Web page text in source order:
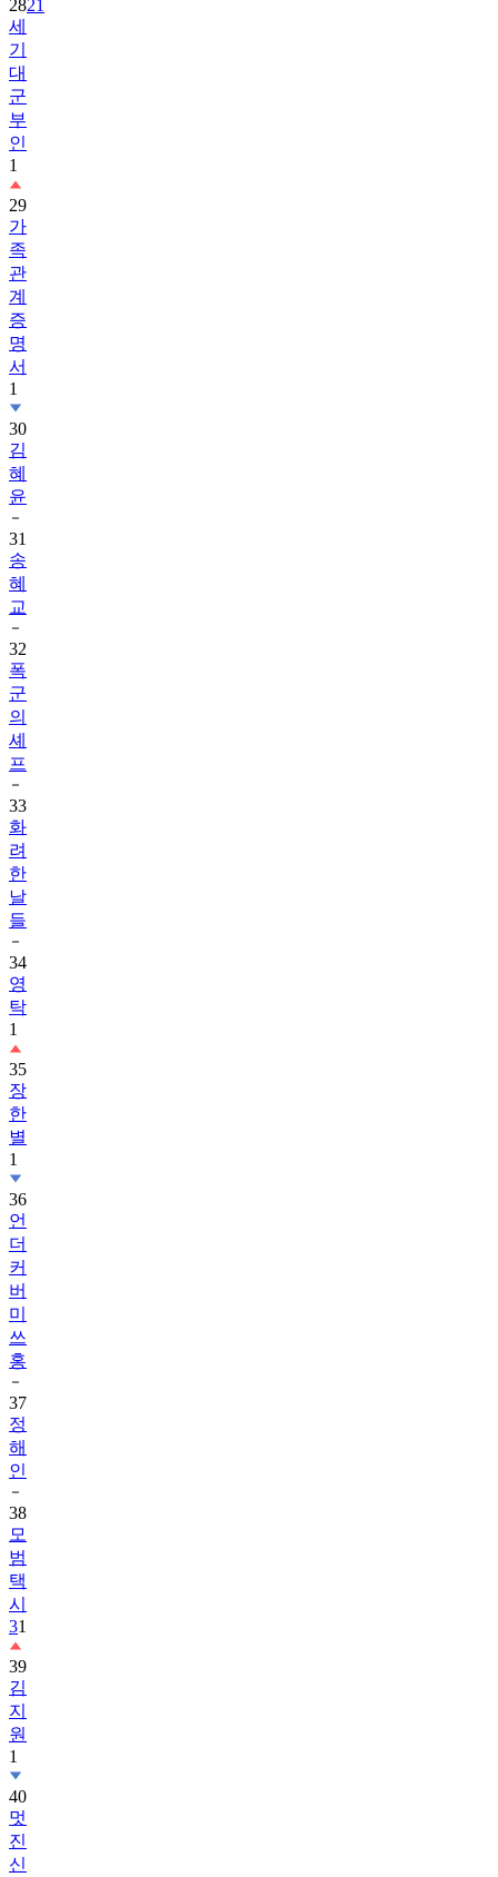
2821
세
기
대
군
부
인
1
29
가
족
관
계
증
명
서
1
30
김
혜
윤
31
송
혜
교
32
폭
군
의
셰
프
33
화
려
한
날
들
34
영
탁
1
35
장
한
별
1
36
언
더
커
버
미
쓰
홍
37
정
해
인
38
모
범
택
시
31
39
김
지
원
1
40
멋
진
신